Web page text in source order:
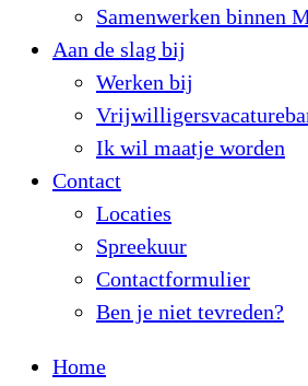
Samenwerken binnen
Aan de slag bij
Werken bij
Ik wil maatje worden
Contact
Locaties
Spreekuur
Contactformulier
Ben je niet tevreden?
Home